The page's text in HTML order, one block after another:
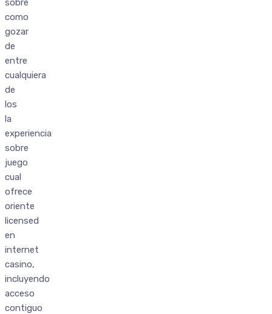
sobre
como
gozar
de
entre
cualquiera
de
los
la
experiencia
sobre
juego
cual
ofrece
oriente
licensed
en
internet
casino,
incluyendo
acceso
contiguo